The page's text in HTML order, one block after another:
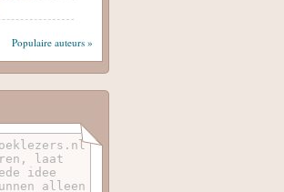
Populaire auteurs »